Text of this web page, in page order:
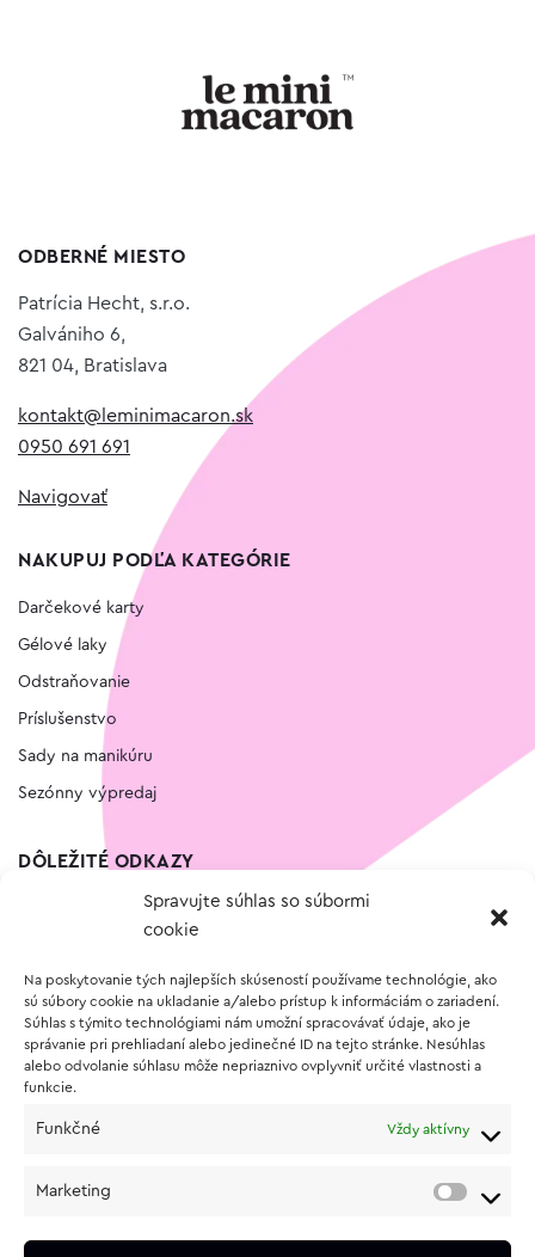
Spravujte súhlas so súbormi
cookie
Na poskytovanie tých najlepších skúseností používame technológie, ako
sú súbory cookie na ukladanie a/alebo prístup k informáciám o zariadení.
Súhlas s týmito technológiami nám umožní spracovávať údaje, ako je
správanie pri prehliadaní alebo jedinečné ID na tejto stránke. Nesúhlas
alebo odvolanie súhlasu môže nepriaznivo ovplyvniť určité vlastnosti a
funkcie.
Funkčné Vždy aktívny
Marketing
ODBERNÉ MIESTO
Patrícia Hecht, s.r.o.
Galvániho 6,
821 04, Bratislava
kontakt@leminimacaron.sk
0950 691 691
Navigovať
NAKUPUJ PODĽA KATEGÓRIE
Darčekové karty
Gélové laky
Odstraňovanie
Príslušenstvo
Sady na manikúru
Sezónny výpredaj
DÔLEŽITÉ ODKAZY
Vernostný program
O NÁKUPE
Vrátenie a reklamácia tovaru